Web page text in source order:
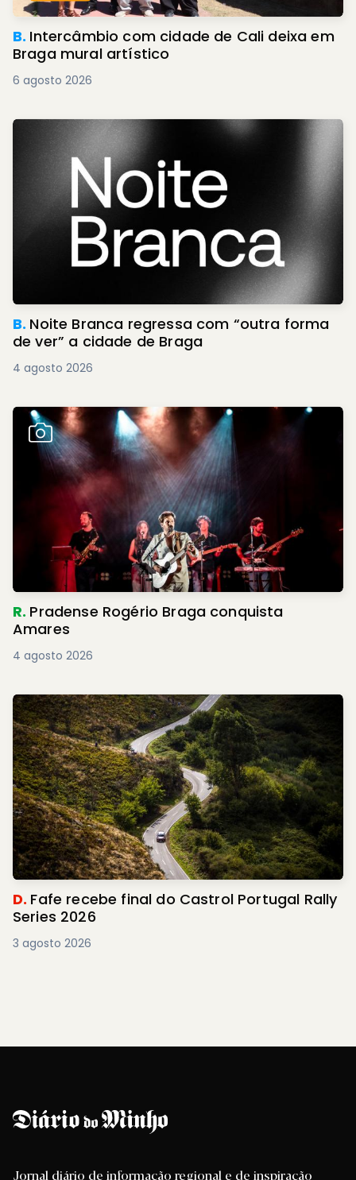
B. Intercâmbio com cidade de Cali deixa em
Braga mural artístico
6 agosto 2026
B. Noite Branca regressa com “outra forma
de ver” a cidade de Braga
4 agosto 2026
R. Pradense Rogério Braga conquista
Amares
4 agosto 2026
D. Fafe recebe final do Castrol Portugal Rally
Series 2026
3 agosto 2026
Jornal diário de informação regional e de inspiração